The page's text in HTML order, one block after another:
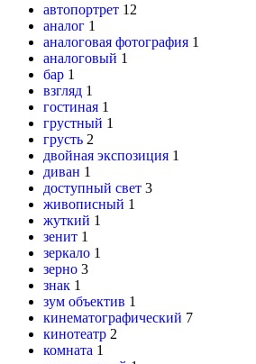
автопортрет 12
аналог 1
аналоговая фотография 1
аналоговый 1
бар 1
взгляд 1
гостиная 1
грустный 1
грусть 2
двойная экспозиция 1
диван 1
доступный свет 3
живописный 1
жуткий 1
зенит 1
зеркало 1
зерно 3
знак 1
зум объектив 1
кинематографический 7
кинотеатр 2
комната 1